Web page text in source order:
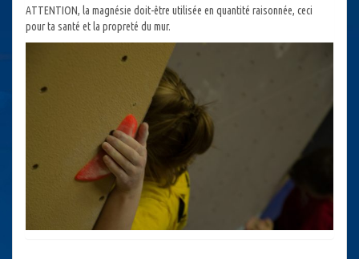
ATTENTION, la magnésie doit-être utilisée en quantité raisonnée, ceci
pour ta santé et la propreté du mur.